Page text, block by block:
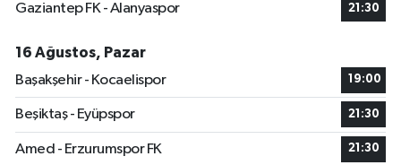
Gaziantep FK - Alanyaspor 21:30
16 Ağustos, Pazar
Başakşehir - Kocaelispor
19:00
Beşiktaş - Eyüpspor 21:30
Amed - Erzurumspor FK 21:30